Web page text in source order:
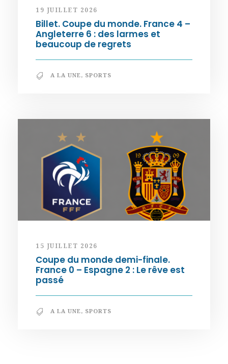
19 JUILLET 2026
Billet. Coupe du monde. France 4 –
Angleterre 6 : des larmes et
beaucoup de regrets
A LA UNE, SPORTS
15 JUILLET 2026
Coupe du monde demi-finale.
France 0 – Espagne 2 : Le rêve est
passé
A LA UNE, SPORTS